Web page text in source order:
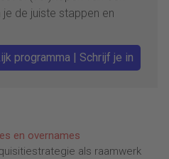
de juiste stappen en
programma | Schrijf je in
en overnames
als raamwerk